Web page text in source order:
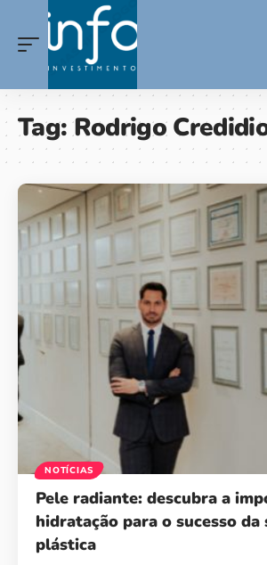
Tag:Rodrigo
NOTÍCIAS
Pele radiante: descubra a
hidratação para o sucesso
plástica